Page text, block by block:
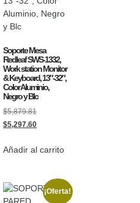
Soporte Mesa
Redleaf SWS-1332,
Work station Monitor
& Keyboard, 13″-32″,
Color Aluminio,
Negro y Blc
$5,879.81
$5,297.60
Añadir al carrito
¡Oferta!